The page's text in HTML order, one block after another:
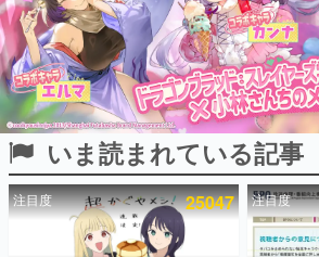
ピックアップ
電ファミのいま読まれている記事ランキング
いま読まれている記事
注目度 25047 注目度